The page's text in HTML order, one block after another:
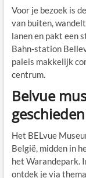
Voor je bezoek is
van buiten,
lanen en pakt een
Bahn-station
paleis makkelijk
centrum.
Belvue
Het BELvue
België, midden in
het Warandepark.
ontdek je via